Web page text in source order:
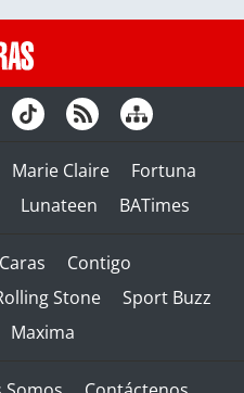
Marie Claire
Fortuna
Lunateen BATimes
Caras
Contigo
Stone
Sport Buzz
Maxima